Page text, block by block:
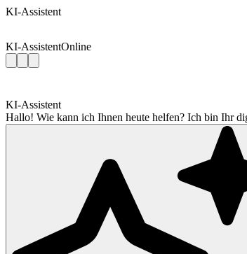
KI-Assistent
KI-AssistentOnline
KI-Assistent
Hallo! Wie kann ich Ihnen heute helfen? Ich bin Ihr